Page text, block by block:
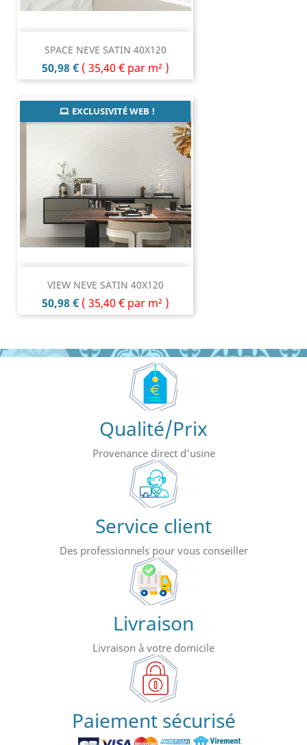
SPACE NEVE SATIN 40X120
Prix
50,98 € ( 35,40 € par m² )
VIEW NEVE SATIN 40X120
Prix
50,98 € ( 35,40 € par m² )
EXCLUSIVITÉ WEB !
Qualité/Prix
Provenance direct d'usine
Service client
Des professionnels pour vous conseiller
Livraison
Livraison à votre domicile
Paiement sécurisé